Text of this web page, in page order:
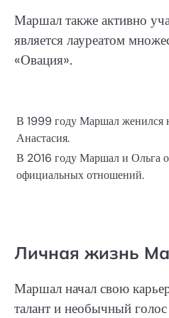
Маршал также активно
является лауреатом
«Овация».
В 1999 году Маршал женился
Анастасия.
В 2016 году Маршал и Ольга
официальных отношений.
Личная жизнь
Маршал начал свою
талант и необычный